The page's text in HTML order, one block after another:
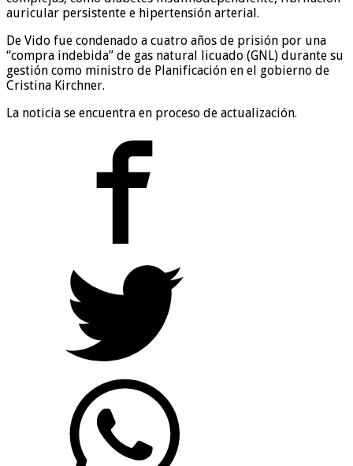
auricular persistente e hipertensión arterial.
De Vido fue condenado a cuatro años de prisión por una
“compra indebida” de gas natural licuado (GNL) durante su
gestión como ministro de Planificación en el gobierno de
Cristina Kirchner.
La noticia se encuentra en proceso de actualización.